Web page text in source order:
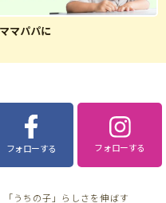
マパパに
フォローする フォローする
「うちの子」らしさを伸ばす